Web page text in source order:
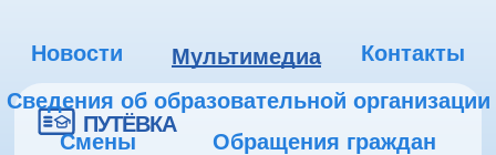
Новости Мультимедиа
Контакты
Сведения об образовательной организации
Смены
Обращения граждан
ПУТЁВКА